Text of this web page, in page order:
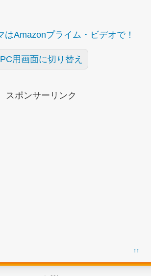
はAmazonプライム・ビデオで！
PC用画面に切り替え
スポンサーリンク
↑↑